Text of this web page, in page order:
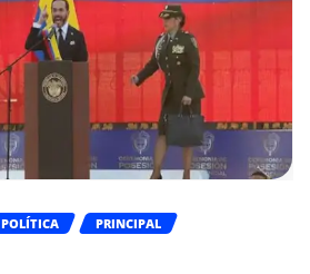
POLÍTICA
PRINCIPAL